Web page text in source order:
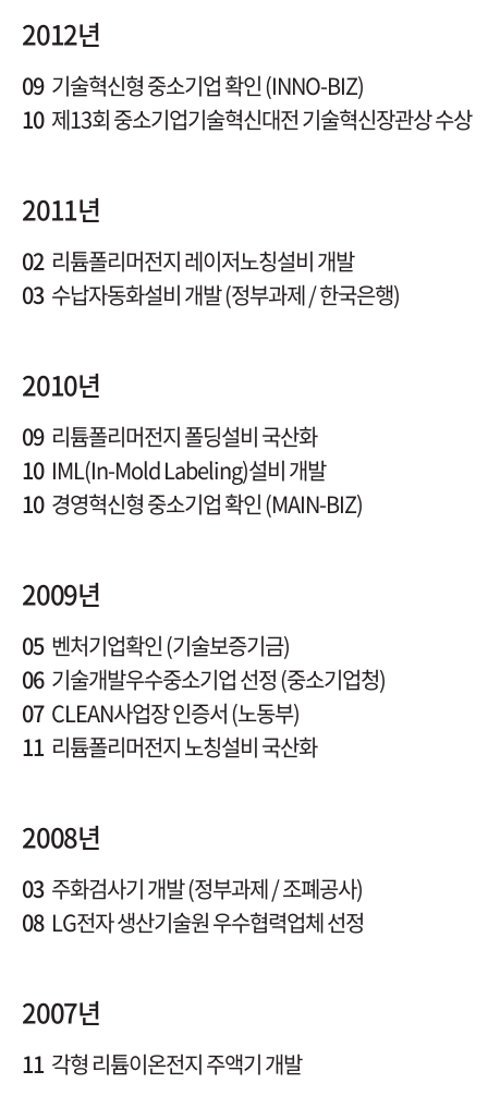
2012년
09 기술혁신형 중소기업 확인 (INNO-BIZ)
10 제13회 중소기업기술혁신대전 기술혁신장관상 수상
2011년
02 리튬폴리머전지 레이저노칭설비 개발
03 수납자동화설비 개발 (정부과제 / 한국은행)
2010년
09 리튬폴리머전지 폴딩설비 국산화
10 IML(In-Mold Labeling)설비 개발
10 경영혁신형 중소기업 확인 (MAIN-BIZ)
2009년
05 벤처기업확인 (기술보증기금)
06 기술개발우수중소기업 선정 (중소기업청)
07 CLEAN사업장 인증서 (노동부)
11 리튬폴리머전지 노칭설비 국산화
2008년
03 주화검사기 개발 (정부과제 / 조폐공사)
08 LG전자 생산기술원 우수협력업체 선정
2007년
11 각형 리튬이온전지 주액기 개발